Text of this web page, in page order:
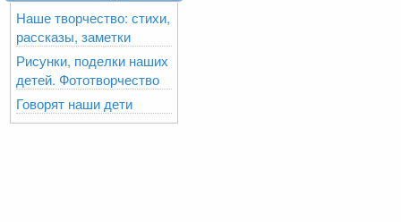
Наше творчество: стихи,
рассказы, заметки
Рисунки, поделки наших
детей. Фототворчество
Говорят наши дети